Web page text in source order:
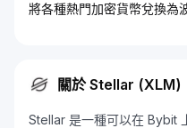
將各種熱門加密貨幣兌換為
關於 Stellar (XLM)
Stellar 是一種可以在 Bybit